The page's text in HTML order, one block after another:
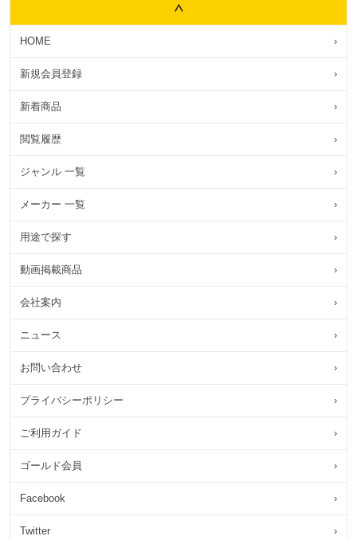
HOME ›
新規会員登録 ›
新着商品 ›
閲覧履歴 ›
ジャンル 一覧 ›
メーカー 一覧 ›
用途で探す ›
動画掲載商品 ›
会社案内 ›
ニュース ›
お問い合わせ ›
プライバシーポリシー ›
ご利用ガイド ›
ゴールド会員 ›
Facebook ›
Twitter ›